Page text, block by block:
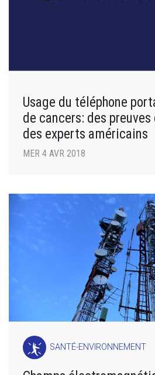
Usage du téléphone
de cancers: des
des experts américains
MER 4 AVR 2018
SANTÉ-ENVIRONNEMENT